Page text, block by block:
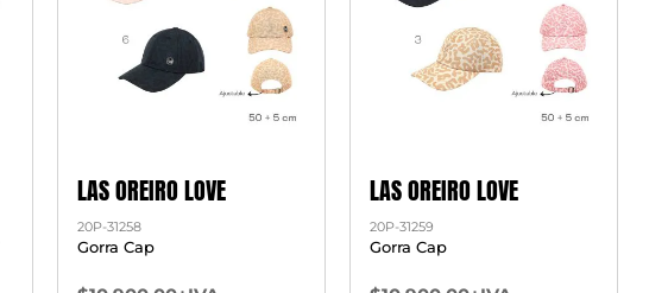
LAS OREIRO LOVE
20P-31258
Gorra Cap
LAS OREIRO LOVE
20P-31259
Gorra Cap